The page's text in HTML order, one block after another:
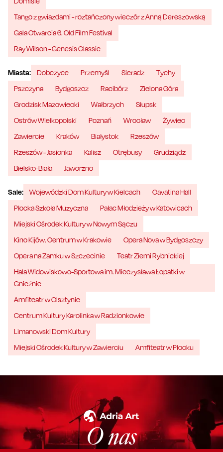
Tango z gwiazdami - roztańczony wieczór z Anną Dereszowską
Gala Otwarcia 6. Old Film Festival
Ray Wilson - Genesis Classic
Miasta: Dobczyce Przemyśl Sieradz
Tychy
Pszczyna
Bydgoszcz Racibórz
Zielona Góra
Grodzisk Mazowiecki
Wałbrzych
Słupsk
Ostrów Wielkopolski
Poznań Wrocław
Żywiec
Zawiercie
Kraków Białystok
Rzeszów
Rzeszów - Jasionka
Kalisz Otrębusy
Grudziądz
Bielsko-Biała
Jaworzno
Sale: Wojewódzki Dom Kultury w Kielcach
Cavatina Hall
Płocka Szkoła Muzyczna
Pałac Młodzieży w Katowicach
Miejski Ośrodek Kultury w Nowym Sączu
Kino Kijów. Centrum w Krakowie
Opera Nova w Bydgoszczy
Opera na Zamku w Szczecinie
Teatr Ziemi Rybnickiej
Hala Widowiskowo-Sportowa im. Mieczysława Łopatki w
Gnieźnie
Amfiteatr w Olsztynie
Centrum Kultury Karolinka w Radzionkowie
Limanowski Dom Kultury
Miejski Ośrodek Kultury w Zawierciu
Amfiteatr w Płocku
O nas